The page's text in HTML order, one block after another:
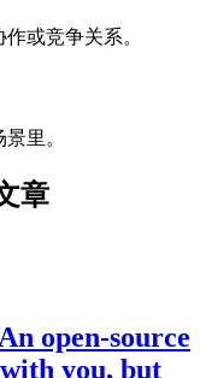
或竞争关系。
里。
章
open-source
you, but